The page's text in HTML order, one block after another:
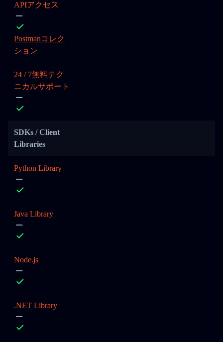
APIアクセス
Postmanコレク
ション
24 / 7無料テク
ニカルサポート
SDKs / Client
Libraries
Python Library
Java Library
Node.js
.NET Library